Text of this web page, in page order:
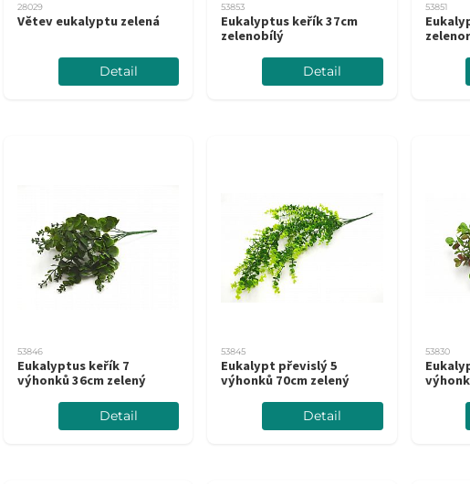
28029
Větev eukalyptu zelená
Detail
53853
Eukalyptus keřík 37cm
zelenobílý
Detail
53851
53846
Eukalyptus keřík 7
výhonků 36cm zelený
Detail
53845
Eukalypt převislý 5
výhonků 70cm zelený
Detail
53830